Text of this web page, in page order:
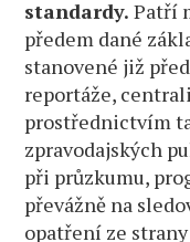
standardy. Patří
předem dané
stanovené již
reportáže,
prostřednictvím
zpravodajských
při průzkumu,
převážně na
opatření ze